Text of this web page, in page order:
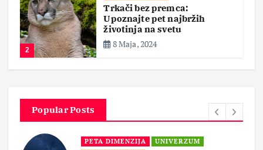
2
Trkači bez premca:
Upoznajte pet najbržih
životinja na svetu
8 Maja, 2024
Popular Posts
PETA DIMENZIJA
UNIVERZUM